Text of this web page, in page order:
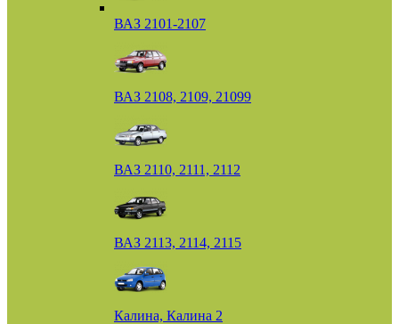
ВАЗ 2101-2107
ВАЗ 2108, 2109, 21099
ВАЗ 2110, 2111, 2112
ВАЗ 2113, 2114, 2115
Калина, Калина 2